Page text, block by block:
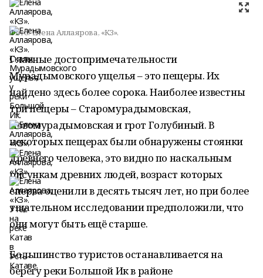
Фото: Елена Аллаярова, «КЗ».
Главные достопримечательности
Мурадымовского ущелья – это пещеры. Их
найдено здесь более сорока. Наиболее известны
три пещеры – Старомурадымовская,
Новомурадымовская и грот Голубиный. В
некоторых пещерах были обнаружены стоянки
древнего человека, это видно по наскальным
рисункам древних людей, возраст которых
сперва оценили в десять тысяч лет, но при более
тщательном исследовании предположили, что
они могут быть ещё старше.
Большинство туристов останавливается на
берегу реки Большой Ик в районе